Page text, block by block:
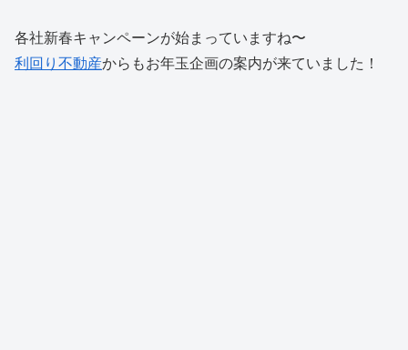
各社新春キャンペーンが始まっていますね〜
利回り不動産からもお年玉企画の案内が来ていました！